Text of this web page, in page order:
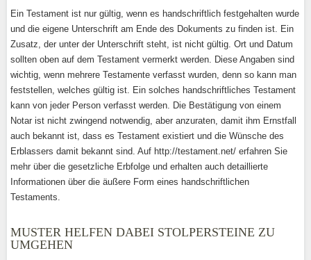
Ein Testament ist nur gültig, wenn es handschriftlich festgehalten wurde
und die eigene Unterschrift am Ende des Dokuments zu finden ist. Ein
Zusatz, der unter der Unterschrift steht, ist nicht gültig. Ort und Datum
sollten oben auf dem Testament vermerkt werden. Diese Angaben sind
wichtig, wenn mehrere Testamente verfasst wurden, denn so kann man
feststellen, welches gültig ist. Ein solches handschriftliches Testament
kann von jeder Person verfasst werden. Die Bestätigung von einem
Notar ist nicht zwingend notwendig, aber anzuraten, damit ihm Ernstfall
auch bekannt ist, dass es Testament existiert und die Wünsche des
Erblassers damit bekannt sind. Auf http://testament.net/ erfahren Sie
mehr über die gesetzliche Erbfolge und erhalten auch detaillierte
Informationen über die äußere Form eines handschriftlichen
Testaments.
MUSTER HELFEN DABEI STOLPERSTEINE ZU
UMGEHEN